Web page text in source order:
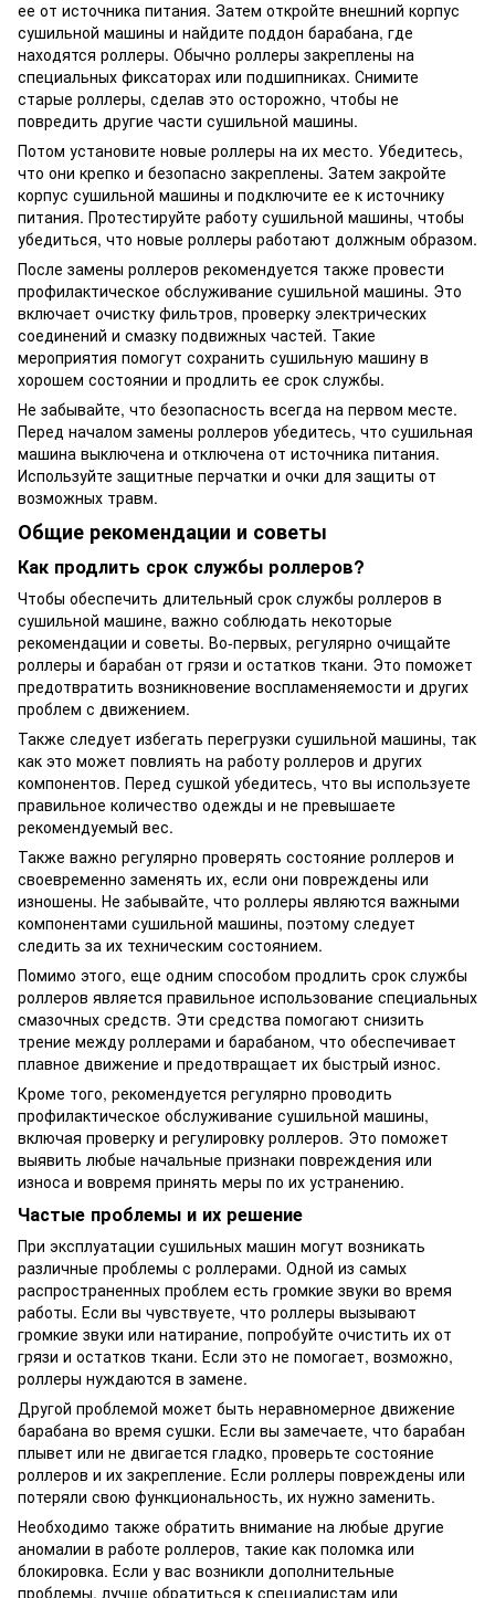
ее от источника питания. Затем откройте внешний корпус
сушильной машины и найдите поддон барабана, где
находятся роллеры. Обычно роллеры закреплены на
специальных фиксаторах или подшипниках. Снимите
старые роллеры, сделав это осторожно, чтобы не
повредить другие части сушильной машины.
Потом установите новые роллеры на их место. Убедитесь,
что они крепко и безопасно закреплены. Затем закройте
корпус сушильной машины и подключите ее к источнику
питания. Протестируйте работу сушильной машины, чтобы
убедиться, что новые роллеры работают должным образом.
После замены роллеров рекомендуется также провести
профилактическое обслуживание сушильной машины. Это
включает очистку фильтров, проверку электрических
соединений и смазку подвижных частей. Такие
мероприятия помогут сохранить сушильную машину в
хорошем состоянии и продлить ее срок службы.
Не забывайте, что безопасность всегда на первом месте.
Перед началом замены роллеров убедитесь, что сушильная
машина выключена и отключена от источника питания.
Используйте защитные перчатки и очки для защиты от
возможных травм.
Общие рекомендации и советы
Как продлить срок службы роллеров?
Чтобы обеспечить длительный срок службы роллеров в
сушильной машине, важно соблюдать некоторые
рекомендации и советы. Во-первых, регулярно очищайте
роллеры и барабан от грязи и остатков ткани. Это поможет
предотвратить возникновение воспламеняемости и других
проблем с движением.
Также следует избегать перегрузки сушильной машины, так
как это может повлиять на работу роллеров и других
компонентов. Перед сушкой убедитесь, что вы используете
правильное количество одежды и не превышаете
рекомендуемый вес.
Также важно регулярно проверять состояние роллеров и
своевременно заменять их, если они повреждены или
изношены. Не забывайте, что роллеры являются важными
компонентами сушильной машины, поэтому следует
следить за их техническим состоянием.
Помимо этого, еще одним способом продлить срок службы
роллеров является правильное использование специальных
смазочных средств. Эти средства помогают снизить
трение между роллерами и барабаном, что обеспечивает
плавное движение и предотвращает их быстрый износ.
Кроме того, рекомендуется регулярно проводить
профилактическое обслуживание сушильной машины,
включая проверку и регулировку роллеров. Это поможет
выявить любые начальные признаки повреждения или
износа и вовремя принять меры по их устранению.
Частые проблемы и их решение
При эксплуатации сушильных машин могут возникать
различные проблемы с роллерами. Одной из самых
распространенных проблем есть громкие звуки во время
работы. Если вы чувствуете, что роллеры вызывают
громкие звуки или натирание, попробуйте очистить их от
грязи и остатков ткани. Если это не помогает, возможно,
роллеры нуждаются в замене.
Другой проблемой может быть неравномерное движение
барабана во время сушки. Если вы замечаете, что барабан
плывет или не двигается гладко, проверьте состояние
роллеров и их закрепление. Если роллеры повреждены или
потеряли свою функциональность, их нужно заменить.
Необходимо также обратить внимание на любые другие
аномалии в работе роллеров, такие как поломка или
блокировка. Если у вас возникли дополнительные
проблемы, лучше обратиться к специалистам или